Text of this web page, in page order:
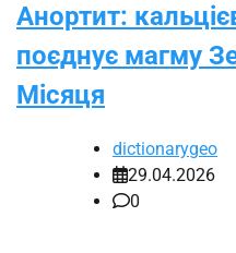
Анортит:
поєднує магму
Місяця
dictionarygeo
29.04.2026
0